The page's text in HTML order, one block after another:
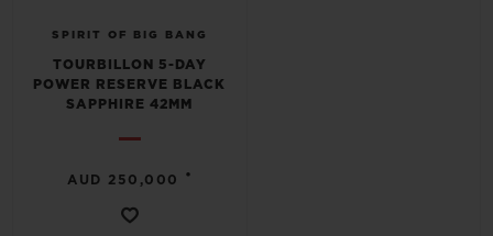
SPIRIT OF BIG BANG
TOURBILLON 5-DAY
POWER RESERVE BLACK
SAPPHIRE 42MM
AUD 250,000 •